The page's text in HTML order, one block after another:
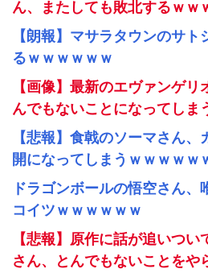
ん、またしても敗北するｗｗ
【朗報】マサラタウンのサ
るｗｗｗｗｗｗ
【画像】最新のエヴァンゲ
んでもないことになってしま
【悲報】食戟のソーマさん
開になってしまうｗｗｗｗｗ
ドラゴンボールの悟空さん
コイツｗｗｗｗｗｗ
【悲報】原作に話が追いつ
さん、とんでもないことをや